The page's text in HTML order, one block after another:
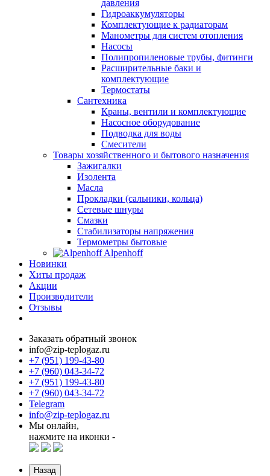
давления
Гидроаккумуляторы
Комплектующие к радиаторам
Манометры для систем отопления
Насосы
Полипропиленовые трубы, фитинги
Расширительные баки и
комплектующие
Термостаты
Сантехника
Краны, вентили и комплектующие
Насосное оборудование
Подводка для воды
Смесители
Товары хозяйственного и бытового назначения
Зажигалки
Изолента
Масла
Прокладки (сальники, кольца)
Сетевые шнуры
Смазки
Стабилизаторы напряжения
Термометры бытовые
Alpenhoff
Новинки
Хиты продаж
Акции
Производители
Отзывы
Заказать обратный звонок
info@zip-teplogaz.ru
+7 (951) 199-43-80
+7 (960) 043-34-72
+7 (951) 199-43-80
+7 (960) 043-34-72
Telegram
info@zip-teplogaz.ru
Мы онлайн,
нажмите на иконки -
Назад